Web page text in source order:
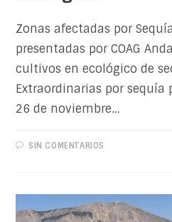
Zonas afectadas por
presentadas por COAG
cultivos en ecológico de
Extraordinarias por sequía
26 de noviembre…
SIN COMENTARIOS